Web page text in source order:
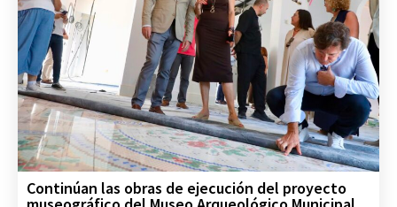
Continúan las obras de ejecución del proyecto